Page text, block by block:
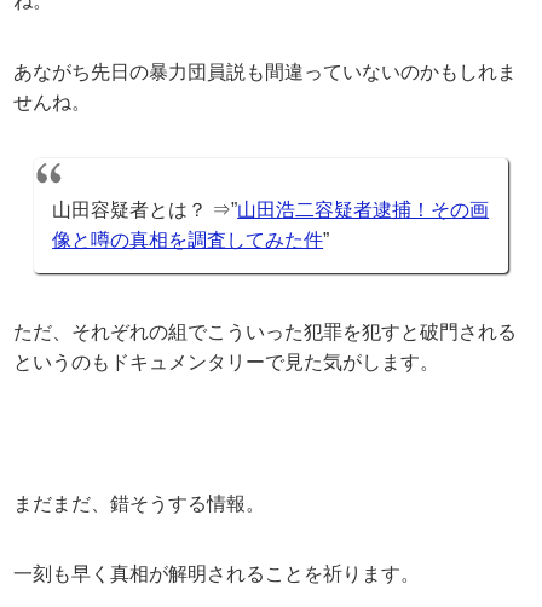
あながち先日の暴力団員説も間違っていないのかもしれま
せんね。
山田容疑者とは？ ⇒”山田浩二容疑者逮捕！その画
像と噂の真相を調査してみた件”
ただ、それぞれの組でこういった犯罪を犯すと破門される
というのもドキュメンタリーで見た気がします。
まだまだ、錯そうする情報。
一刻も早く真相が解明されることを祈ります。